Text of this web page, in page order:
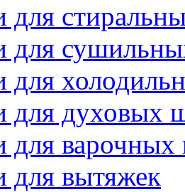
для
для
для
для духовых
для варочных
для вытяжек